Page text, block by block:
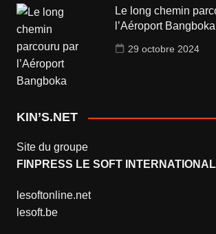
Le long chemin
l’Aéroport Bangboka
29 octobre 2024
KIN’S.NET
Site du groupe
FINPRESS LE SOFT INTERNATIONAL
lesoftonline.net
lesoft.be